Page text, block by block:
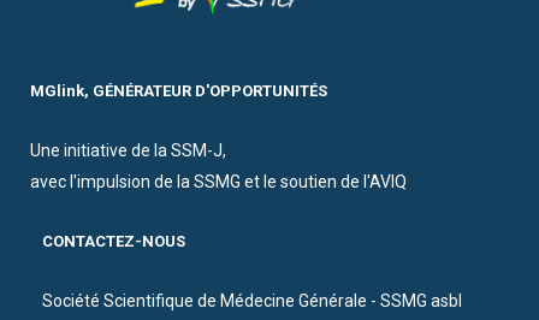
MGlink, GÉNÉRATEUR D'OPPORTUNITÉS
Une initiative de la SSM-J,
avec l'impulsion de la SSMG et le soutien de l'AVIQ
CONTACTEZ-NOUS
Société Scientifique de Médecine Générale - SSMG asbl